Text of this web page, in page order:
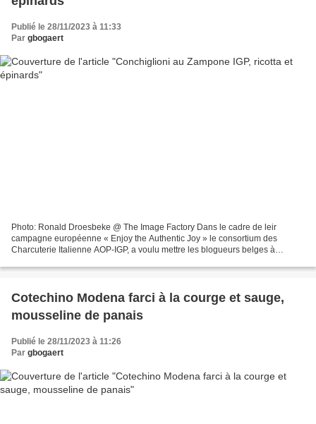
Publié le 28/11/2023 à 11:33
Par gbogaert
Photo: Ronald Droesbeke @ The Image Factory Dans le cadre de leir
campagne européenne « Enjoy the Authentic Joy » le consortium des
Charcuterie Italienne AOP-IGP, a voulu mettre les blogueurs belges à
Cotechino Modena farci à la courge et sauge,
mousseline de panais
Publié le 28/11/2023 à 11:26
Par gbogaert